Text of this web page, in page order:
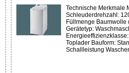
Technische Merkmale
Schleuderdrehzahl:
Füllmenge Baumwolle
Gerätetyp:
Toplader Bauform:
Schallleistung